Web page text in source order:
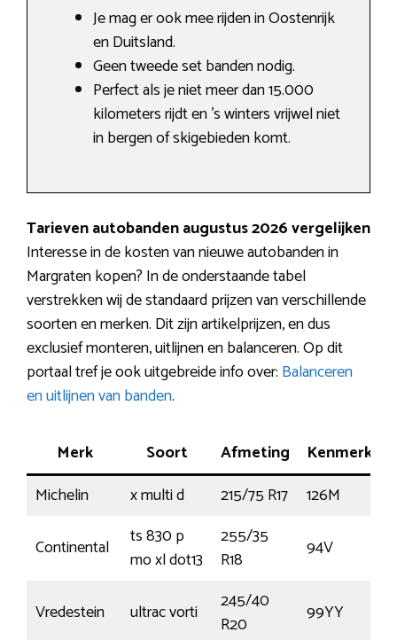
Je mag er ook mee rijden in Oostenrijk
en Duitsland.
Geen tweede set banden nodig.
Perfect als je niet meer dan 15.000
kilometers rijdt en ’s winters vrijwel niet
in bergen of skigebieden komt.
Tarieven autobanden augustus 2026 vergelijken
Interesse in de kosten van nieuwe autobanden in
Margraten kopen? In de onderstaande tabel
verstrekken wij de standaard prijzen van verschillende
soorten en merken. Dit zijn artikelprijzen, en dus
exclusief monteren, uitlijnen en balanceren. Op dit
portaal tref je ook uitgebreide info over: Balanceren
en uitlijnen van banden.
Merk Soort Afmeting Kenmerk
Michelin
x multi d 215/75 R17 126M
Continental
ts 830 p
mo xl dot13
255/35
R18
94V
Vredestein ultrac vorti
245/40
R20
99YY